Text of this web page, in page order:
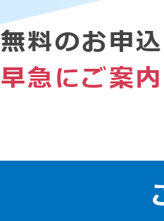
無料のお申込
早急にご案内